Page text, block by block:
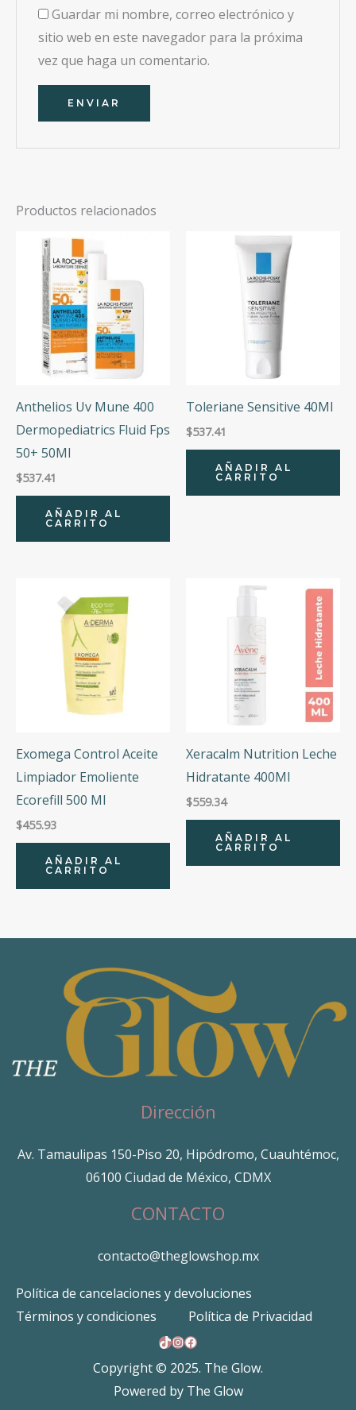
Guardar mi nombre, correo electrónico y
sitio web en este navegador para la próxima
vez que haga un comentario.
Productos relacionados
Anthelios Uv Mune 400
Dermopediatrics Fluid Fps
50+ 50Ml
$537.41
AÑADIR AL
CARRITO
Toleriane Sensitive 40Ml
$537.41
AÑADIR AL
CARRITO
Exomega Control Aceite
Limpiador Emoliente
Ecorefill 500 Ml
$455.93
AÑADIR AL
CARRITO
Xeracalm Nutrition Leche
Hidratante 400Ml
$559.34
AÑADIR AL
CARRITO
Dirección
Av. Tamaulipas 150-Piso 20, Hipódromo, Cuauhtémoc,
06100 Ciudad de México, CDMX
CONTACTO
contacto@theglowshop.mx
Política de cancelaciones y devoluciones
Términos y condiciones
Política de Privacidad
TikTok
Instagram
Facebook
Copyright © 2025. The Glow.
Powered by The Glow